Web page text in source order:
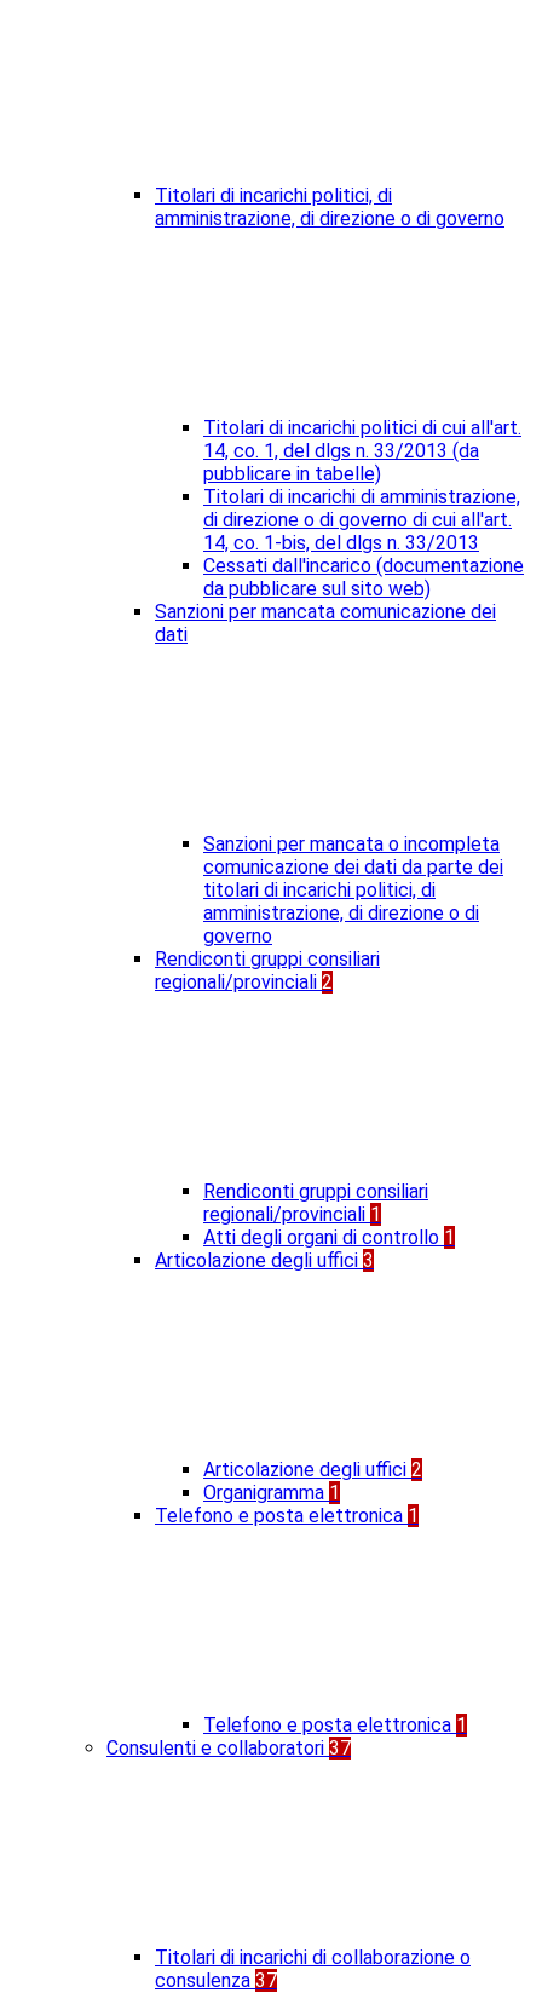
Titolari di incarichi politici, di
amministrazione, di direzione o di governo
Titolari di incarichi politici di cui all'art.
14, co. 1, del dlgs n. 33/2013 (da
pubblicare in tabelle)
Titolari di incarichi di amministrazione,
di direzione o di governo di cui all'art.
14, co. 1-bis, del dlgs n. 33/2013
Cessati dall'incarico (documentazione
da pubblicare sul sito web)
Sanzioni per mancata comunicazione dei
dati
Sanzioni per mancata o incompleta
comunicazione dei dati da parte dei
titolari di incarichi politici, di
amministrazione, di direzione o di
governo
Rendiconti gruppi consiliari
regionali/provinciali 2
Rendiconti gruppi consiliari
regionali/provinciali 1
Atti degli organi di controllo 1
Articolazione degli uffici 3
Articolazione degli uffici 2
Organigramma 1
Telefono e posta elettronica 1
Telefono e posta elettronica 1
Consulenti e collaboratori 37
Titolari di incarichi di collaborazione o
consulenza 37